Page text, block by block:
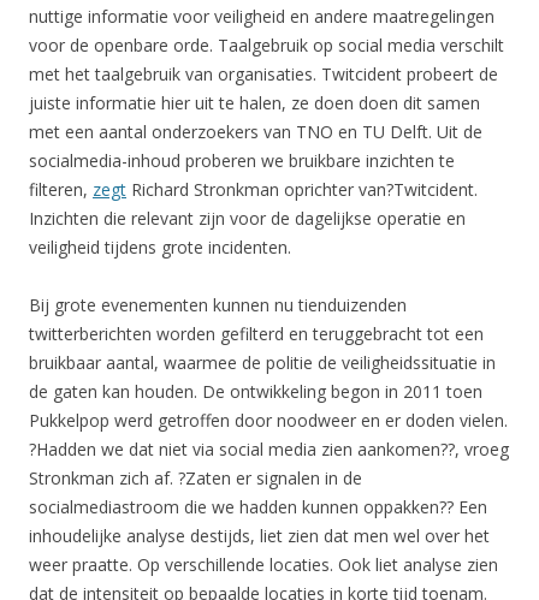
nuttige informatie voor veiligheid en andere maatregelingen
voor de openbare orde. Taalgebruik op social media verschilt
met het taalgebruik van organisaties. Twitcident probeert de
juiste informatie hier uit te halen, ze doen doen dit samen
met een aantal onderzoekers van TNO en TU Delft. Uit de
socialmedia-inhoud proberen we bruikbare inzichten te
filteren, zegt Richard Stronkman oprichter van?Twitcident.
Inzichten die relevant zijn voor de dagelijkse operatie en
veiligheid tijdens grote incidenten.
Bij grote evenementen kunnen nu tienduizenden
twitterberichten worden gefilterd en teruggebracht tot een
bruikbaar aantal, waarmee de politie de veiligheidssituatie in
de gaten kan houden. De ontwikkeling begon in 2011 toen
Pukkelpop werd getroffen door noodweer en er doden vielen.
?Hadden we dat niet via social media zien aankomen??, vroeg
Stronkman zich af. ?Zaten er signalen in de
socialmediastroom die we hadden kunnen oppakken?? Een
inhoudelijke analyse destijds, liet zien dat men wel over het
weer praatte. Op verschillende locaties. Ook liet analyse zien
dat de intensiteit op bepaalde locaties in korte tijd toenam.